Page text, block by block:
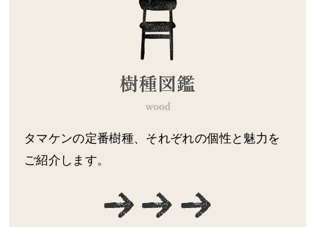
タマケンの定番樹種、それぞれの個性と魅力を
ご紹介します。